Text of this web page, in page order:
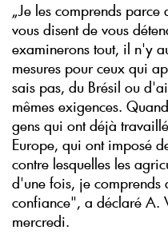
„Je les comprends
vous disent de vous
examinerons tout, il n'y
mesures pour ceux qui
sais pas, du Brésil ou
mêmes exigences.
gens qui ont déjà
Europe, qui ont imposé
contre lesquelles les
d'une fois, je comprends
confiance", a déclaré A.
mercredi.